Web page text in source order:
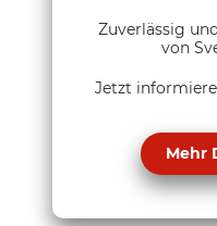
Zuverlässig
von
Jetzt
Mehr